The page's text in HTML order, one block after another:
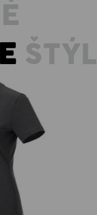
ŠTÝL
dámska